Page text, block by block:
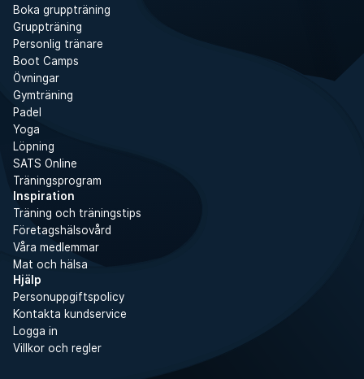
Boka gruppträning
Gruppträning
Personlig tränare
Boot Camps
Övningar
Gymträning
Padel
Yoga
Löpning
SATS Online
Träningsprogram
Inspiration
Träning och träningstips
Företagshälsovård
Våra medlemmar
Mat och hälsa
Hjälp
Personuppgiftspolicy
Kontakta kundservice
Logga in
Villkor och regler